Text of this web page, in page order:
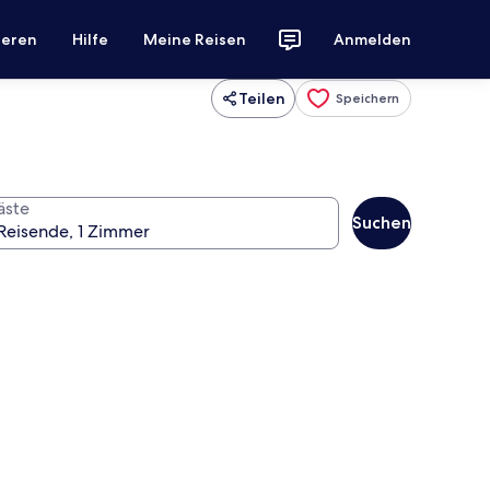
Hilfe Meine Reisen Anmelden
Teilen Speichern
Suchen